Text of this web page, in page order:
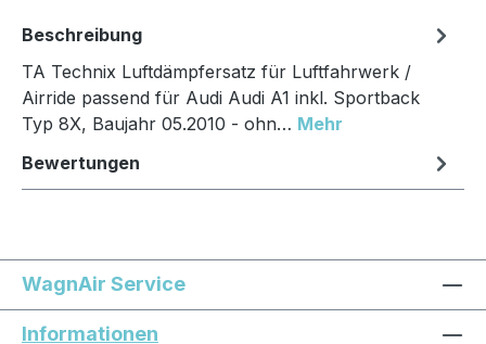
Beschreibung
TA Technix Luftdämpfersatz für Luftfahrwerk /
Airride passend für Audi Audi A1 inkl. Sportback
Typ 8X, Baujahr 05.2010 - ohn… Mehr
Bewertungen
WagnAir Service
Informationen